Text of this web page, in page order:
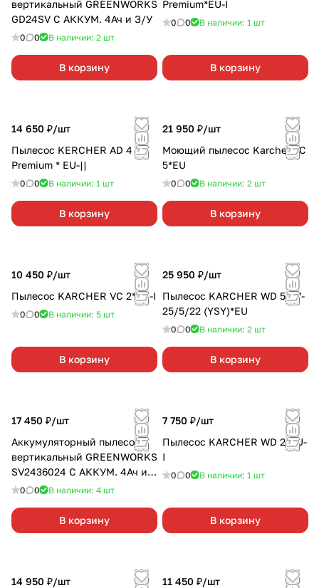
вертикальный GREENWORKS
GD24SV С АККУМ. 4Ач и З/У
0 0 В наличии: 2 шт
В корзину
Premium*EU-I
0 0 В наличии: 1 шт
В корзину
14 650 ₽/шт
Пылесос KERCHER AD 4
Premium * EU-||
0 0 В наличии: 1 шт
В корзину
21 950 ₽/шт
Моющий пылесос Karcher FC
5*EU
0 0 В наличии: 2 шт
В корзину
10 450 ₽/шт
Пылесос KАRCHER VC 2*EU-I
0 0 В наличии: 5 шт
В корзину
25 950 ₽/шт
Пылесос KARCHER WD 5 SV-
25/5/22 (YSY)*EU
0 0 В наличии: 2 шт
В корзину
17 450 ₽/шт
Аккумуляторный пылесос
вертикальный GREENWORKS
SV2436024 С АККУМ. 4Ач и
З/У
0 0 В наличии: 4 шт
В корзину
7 750 ₽/шт
Пылесос KARCHER WD 2*EU-
I
0 0 В наличии: 1 шт
В корзину
14 950 ₽/шт
11 450 ₽/шт